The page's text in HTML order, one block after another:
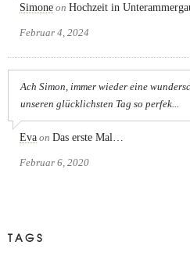
Simone on Hochzeit in
Februar 4, 2024
Ach Simon, immer wieder eine
unseren glücklichsten Tag so perfek...
Eva on Das erste Mal…
Februar 6, 2020
TAGS